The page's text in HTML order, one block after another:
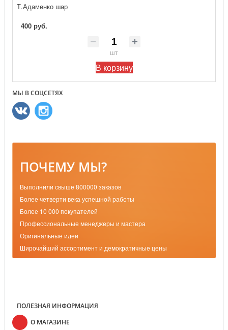
Т.Адаменко шар
400 руб.
шт
В корзину
МЫ В СОЦСЕТЯХ
ПОЧЕМУ МЫ?
Выполнили свыше 800000 заказов
Более четверти века успешной работы
Более 10 000 покупателей
Профессиональные менеджеры и мастера
Оригинальные идеи
Широчайший ассортимент и демократичные цены
ПОЛЕЗНАЯ ИНФОРМАЦИЯ
О МАГАЗИНЕ